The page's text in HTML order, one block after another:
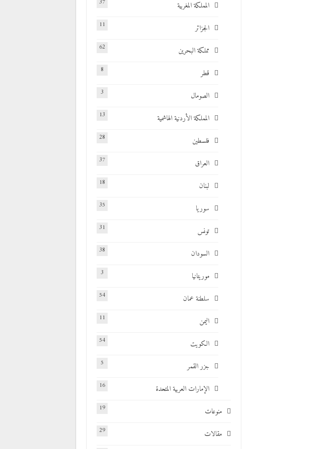
المملكة المغربية 37
الجزائر 11
مملكة البحرين 62
قطر 8
الصومال 3
المملكة الأردنية الهاشمية 13
فلسطين 28
العراق 37
لبنان 18
سوريا 35
تونس 31
السودان 38
موريتانيا 3
سلطنة عمان 54
اليمن 11
الكويت 54
جزر القمر 5
الإمارات العربية المتحدة 16
منوعات 19
مقالات 29